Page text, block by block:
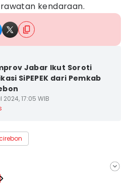
kendaraan.
Jabar Ikut Soroti
SiPEPEK dari Pemkab
2024, 17:05 WIB